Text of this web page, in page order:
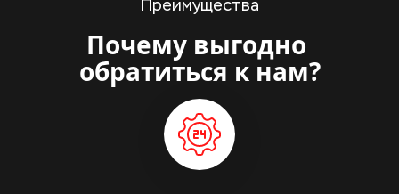
Преимущества
Почему выгодно
обратиться к нам?